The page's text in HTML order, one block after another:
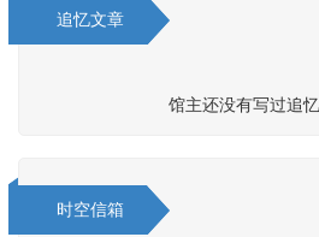
追忆文章
馆主还没有写过追忆
时空信箱